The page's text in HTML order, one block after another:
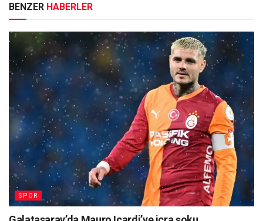
BENZER HABERLER
SPOR